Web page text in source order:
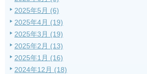
2025年5月 (6)
2025年4月 (19)
2025年3月 (19)
2025年2月 (13)
2025年1月 (16)
2024年12月 (18)